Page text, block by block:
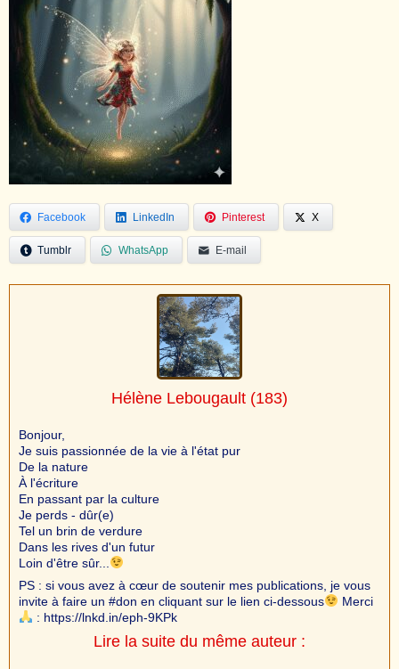
Facebook LinkedIn Pinterest X
Tumblr WhatsApp E-mail
Hélène Lebougault (183)
Bonjour,
Je suis passionnée de la vie à l'état pur
De la nature
À l'écriture
En passant par la culture
Je perds - dûr(e)
Tel un brin de verdure
Dans les rives d'un futur
Loin d'être sûr...
PS : si vous avez à cœur de soutenir mes publications, je vous
invite à faire un #don en cliquant sur le lien ci-dessous
Merci
: https://lnkd.in/eph-9KPk
Lire la suite du même auteur :